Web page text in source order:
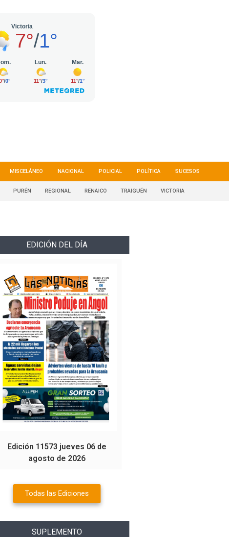
MISCELÁNEO NACIONAL POLICIAL POLÍTICA SUCESOS
PURÉN REGIONAL RENAICO TRAIGUÉN VICTORIA
EDICIÓN DEL DÍA
Edición 11573 jueves 06 de
agosto de 2026
Todas las Ediciones
SUPLEMENTO